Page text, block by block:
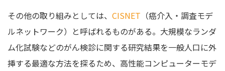
その他の取り組みとしては、 CISNET （癌介入・調査モデ
ルネットワーク）と呼ばれるものがある。大規模なランダ
ム化試験などのがん検診に関する研究結果を一般人口に外
挿する最適な方法を探るため、高性能コンピューターモデ